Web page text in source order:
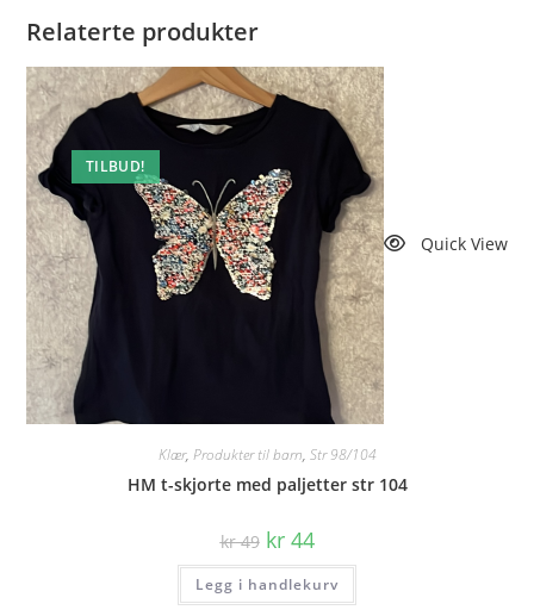
Relaterte produkter
TILBUD!
Quick View
Klær, Produkter til barn, Str 98/104
HM t-skjorte med paljetter str 104
kr49 Opprinnelig
pris
var:
kr 49.
kr44pris
er:
kr 44.
Legg i handlekurv